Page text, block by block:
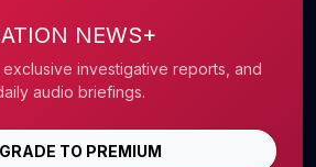
NEWS+
investigative reports, and
audio briefings.
TO PREMIUM